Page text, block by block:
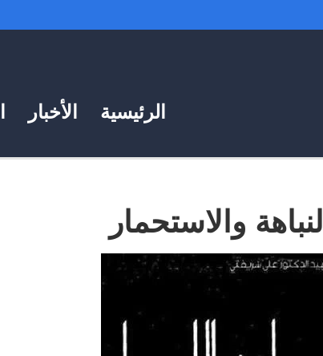
الأخبار الرئيسية
النباهة والاستحمار